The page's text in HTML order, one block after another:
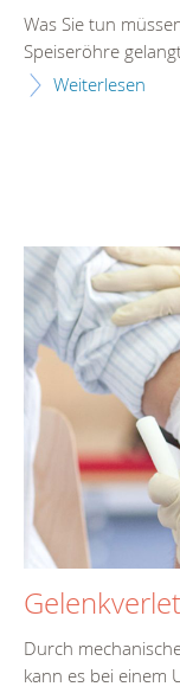
Was Sie tun
Speiseröhre
Weiterlesen
Durch
kann es bei einem